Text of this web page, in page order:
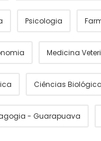
Psicologia
Medicina
Ciências
- Guarapuava